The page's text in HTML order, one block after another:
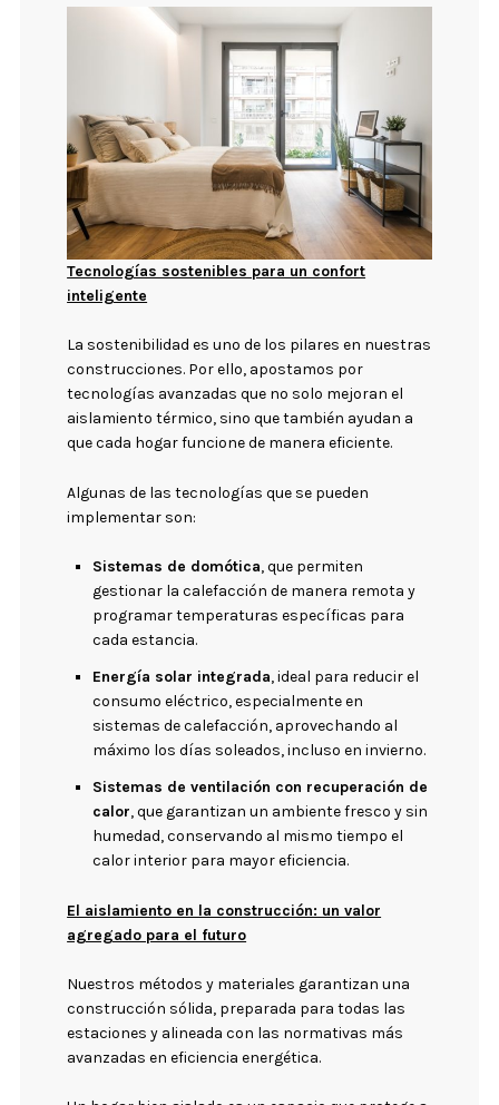
Tecnologías sostenibles para un confort
inteligente
La sostenibilidad es uno de los pilares en nuestras
construcciones. Por ello, apostamos por
tecnologías avanzadas que no solo mejoran el
aislamiento térmico, sino que también ayudan a
que cada hogar funcione de manera eficiente.
Algunas de las tecnologías que se pueden
implementar son:
Sistemas de domótica, que permiten
gestionar la calefacción de manera remota y
programar temperaturas específicas para
cada estancia.
Energía solar integrada, ideal para reducir el
consumo eléctrico, especialmente en
sistemas de calefacción, aprovechando al
máximo los días soleados, incluso en invierno.
Sistemas de ventilación con recuperación de
calor, que garantizan un ambiente fresco y sin
humedad, conservando al mismo tiempo el
calor interior para mayor eficiencia.
El aislamiento en la construcción: un valor
agregado para el futuro
Nuestros métodos y materiales garantizan una
construcción sólida, preparada para todas las
estaciones y alineada con las normativas más
avanzadas en eficiencia energética.